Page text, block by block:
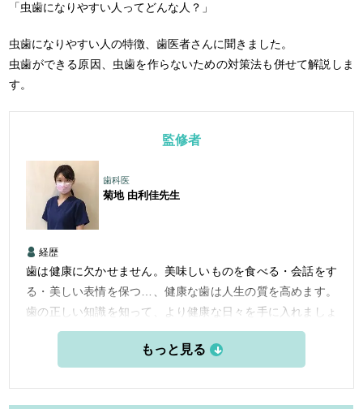
「虫歯になりやすい人ってどんな人？」
虫歯になりやすい人の特徴、歯医者さんに聞きました。
虫歯ができる原因、虫歯を作らないための対策法も併せて解説しま
す。
監修者
歯科医
菊地 由利佳先生
経歴
歯は健康に欠かせません。美味しいものを食べる・会話をす
る・美しい表情を保つ…、健康な歯は人生の質を高めます。
歯の正しい知識を知って、より健康な日々を手に入れましょ